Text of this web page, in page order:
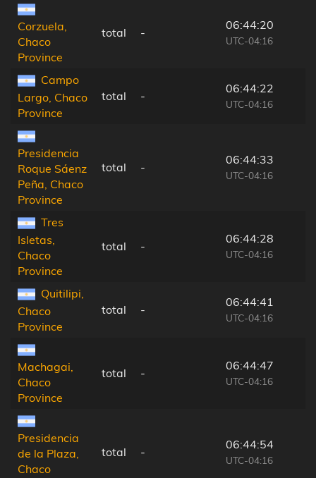
Corzuela,
Chaco
Province
total -
06:44:20
UTC-04:16
Campo
Largo, Chaco
Province
total -
06:44:22
UTC-04:16
Presidencia
Roque Sáenz
Peña, Chaco
Province
total -
06:44:33
UTC-04:16
Tres
Isletas,
Chaco
Province
total -
06:44:28
UTC-04:16
Quitilipi,
Chaco
Province
total -
06:44:41
UTC-04:16
Machagai,
Chaco
Province
total -
06:44:47
UTC-04:16
Presidencia
de la Plaza,
Chaco
total -
06:44:54
UTC-04:16